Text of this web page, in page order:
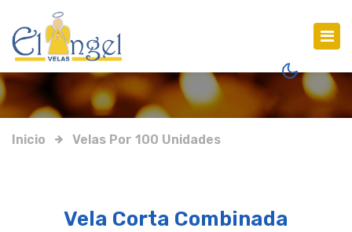
Inicio Velas Por 100 Unidades
Vela Corta Combinada